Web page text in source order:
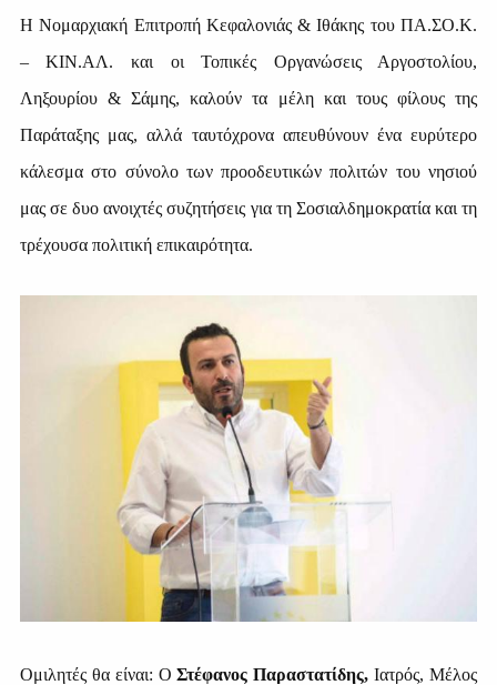
Η Νομαρχιακή Επιτροπή Κεφαλονιάς & Ιθάκης του ΠΑ.ΣΟ.Κ.
– ΚΙΝ.ΑΛ. και οι Τοπικές Οργανώσεις Αργοστολίου,
Ληξουρίου & Σάμης, καλούν τα μέλη και τους φίλους της
Παράταξης μας, αλλά ταυτόχρονα απευθύνουν ένα ευρύτερο
κάλεσμα στο σύνολο των προοδευτικών πολιτών του νησιού
μας σε δυο ανοιχτές συζητήσεις για τη Σοσιαλδημοκρατία και τη
τρέχουσα πολιτική επικαιρότητα.
Ομιλητές θα είναι: ΟΣτέφανος Παραστατίδης, Ιατρός, Μέλος